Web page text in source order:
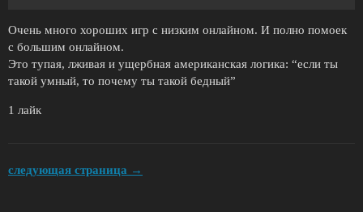
Очень много хороших игр с низким онлайном. И полно помоек
с большим онлайном.
Это тупая, лживая и ущербная американская логика: “если ты
такой умный, то почему ты такой бедный”
1 лайк
следующая страница →